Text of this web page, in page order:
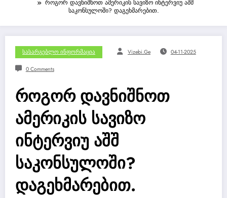
როგორ დავნიშნოთ ამერიკის სავიზო ინტერვიუ აშშ
საკონსულოში? დაგეხმარებით.
Სასარგებლო Ინფორმაცია Vizebi.ge 04-11-2025
0 Comments
როგორ დავნიშნოთ
ამერიკის სავიზო
ინტერვიუ აშშ
საკონსულოში?
დაგეხმარებით.